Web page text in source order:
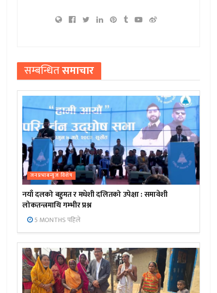
सम्बन्धितसमाचार
जनप्रभाबन्युज विशेष
नयाँ दलको बहुमत र मधेशी दलितको उपेक्षा : समावेशी
लोकतन्त्रमाथि गम्भीर प्रश्न
5 MONTHS पहिले